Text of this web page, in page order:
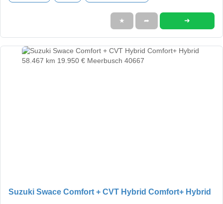
★ ➦ ➜
Suzuki Swace Comfort + CVT Hybrid Comfort+ Hybrid